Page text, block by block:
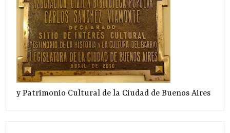
y Patrimonio Cultural de la Ciudad de Buenos Aires